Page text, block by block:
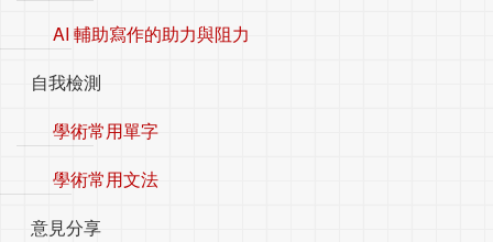
AI 輔助寫作的助力與阻力
自我檢測
學術常用單字
學術常用文法
意見分享